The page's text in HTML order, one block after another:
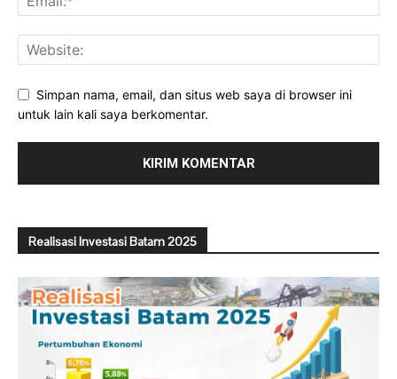
Simpan nama, email, dan situs web saya di browser ini
untuk lain kali saya berkomentar.
Realisasi Investasi Batam 2025